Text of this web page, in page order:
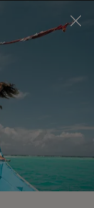
your experience
comfortable.
ОТМЕНА